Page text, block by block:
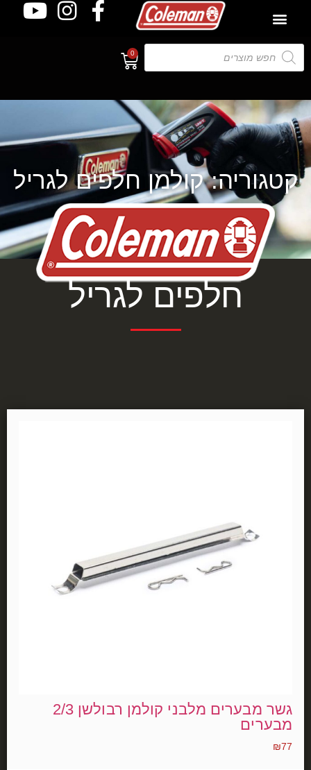
0
קטגוריה: קולמן חלפים לגריל
קטגוריה: קולמן
חלפים לגריל
גשר מבערים מלבני קולמן רבולשן 2/3
מבערים
₪77